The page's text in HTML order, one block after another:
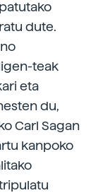
dute.
teak
eta
du,
Carl Sagan
kanpoko